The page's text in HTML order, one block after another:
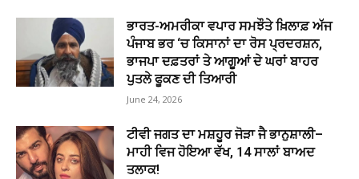
ਭਾਰਤ-ਅਮਰੀਕਾ ਵਪਾਰ ਸਮਝੌਤੇ ਖ਼ਿਲਾਫ਼ ਅੱਜ
ਪੰਜਾਬ ਭਰ ‘ਚ ਕਿਸਾਨਾਂ ਦਾ ਰੋਸ ਪ੍ਰਦਰਸ਼ਨ,
ਭਾਜਪਾ ਦਫ਼ਤਰਾਂ ਤੇ ਆਗੂਆਂ ਦੇ ਘਰਾਂ ਬਾਹਰ
ਪੁਤਲੇ ਫੂਕਣ ਦੀ ਤਿਆਰੀ
June 24, 2026
ਟੀਵੀ ਜਗਤ ਦਾ ਮਸ਼ਹੂਰ ਜੋੜਾ ਜੈ ਭਾਨੁਸ਼ਾਲੀ–
ਮਾਹੀ ਵਿਜ ਹੋਇਆ ਵੱਖ, 14 ਸਾਲਾਂ ਬਾਅਦ
ਤਲਾਕ!